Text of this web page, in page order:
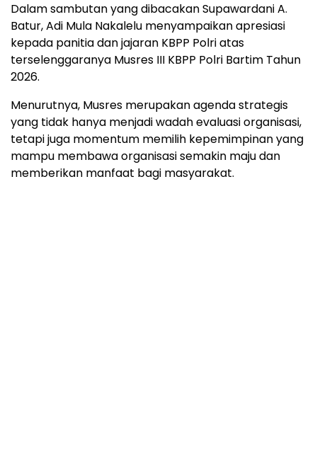
Dalam sambutan yang dibacakan Supawardani A.
Batur, Adi Mula Nakalelu menyampaikan apresiasi
kepada panitia dan jajaran KBPP Polri atas
terselenggaranya Musres III KBPP Polri Bartim Tahun
2026.
Menurutnya, Musres merupakan agenda strategis
yang tidak hanya menjadi wadah evaluasi organisasi,
tetapi juga momentum memilih kepemimpinan yang
mampu membawa organisasi semakin maju dan
memberikan manfaat bagi masyarakat.